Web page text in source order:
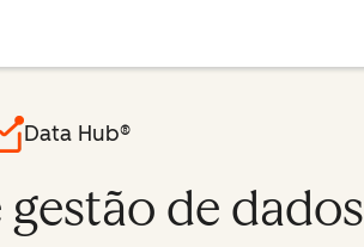
Data Hub®
de dados